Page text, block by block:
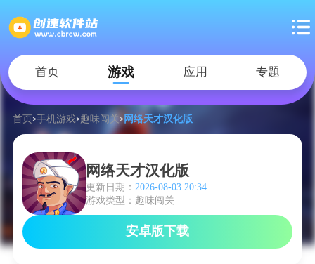
首页 游戏 应用 专题
首页 手机游戏 趣味闯关 网络天才汉化版
网络天才汉化版
更新日期： 2026-08-03 20:34
游戏类型：趣味闯关
安卓版下载